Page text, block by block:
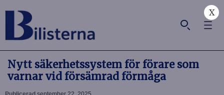
X
Nytt säkerhetssystem för förare som
varnar vid försämrad förmåga